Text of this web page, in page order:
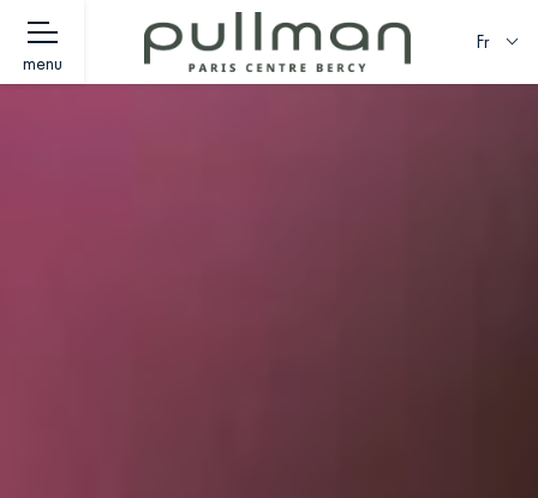
menu
Fr